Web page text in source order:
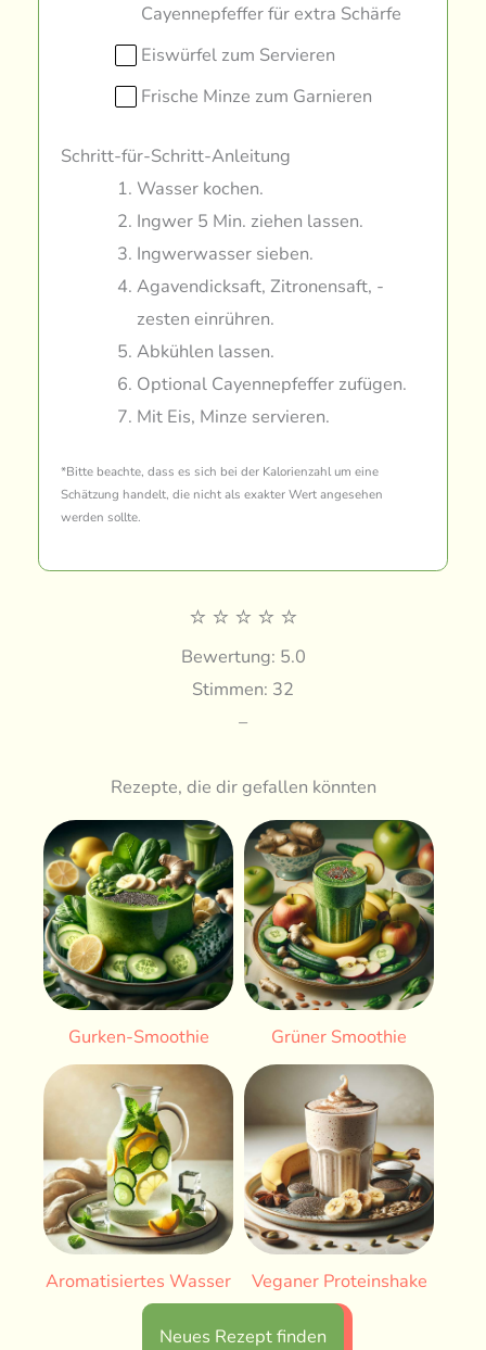
Cayennepfeffer für extra Schärfe
Eiswürfel zum Servieren
Frische Minze zum Garnieren
Schritt-für-Schritt-Anleitung
Wasser kochen.
Ingwer 5 Min. ziehen lassen.
Ingwerwasser sieben.
Agavendicksaft, Zitronensaft, -
zesten einrühren.
Abkühlen lassen.
Optional Cayennepfeffer zufügen.
Mit Eis, Minze servieren.
*Bitte beachte, dass es sich bei der Kalorienzahl um eine
Schätzung handelt, die nicht als exakter Wert angesehen
werden sollte.
⭐ ⭐ ⭐ ⭐ ⭐
Bewertung: 5.0
Stimmen: 32
–
Rezepte, die dir gefallen könnten
Gurken-Smoothie Grüner Smoothie
Aromatisiertes Wasser Veganer Proteinshake
Neues Rezept finden